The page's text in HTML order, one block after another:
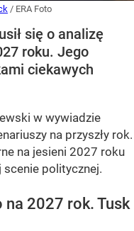
/ ERA Foto
się o analizę
roku. Jego
ciekawych
w wywiadzie
na przyszły rok.
na jesieni 2027 roku
politycznej.
na 2027 rok. Tusk